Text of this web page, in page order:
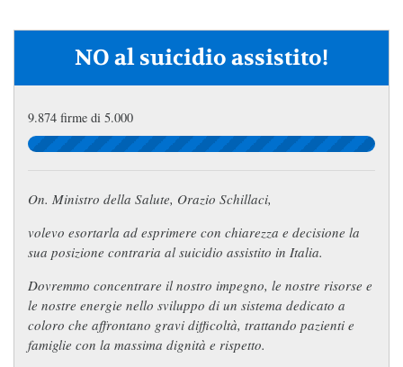
NO al suicidio assistito!
9.874 firme di 5.000
On. Ministro della Salute, Orazio Schillaci,
volevo esortarla ad esprimere con chiarezza e decisione la
sua posizione contraria al suicidio assistito in Italia.
Dovremmo concentrare il nostro impegno, le nostre risorse e
le nostre energie nello sviluppo di un sistema dedicato a
coloro che affrontano gravi difficoltà, trattando pazienti e
famiglie con la massima dignità e rispetto.